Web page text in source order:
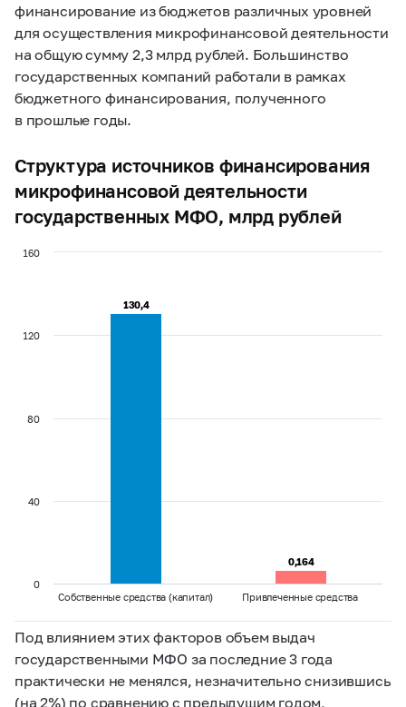
финансирование из бюджетов различных уровней
для осуществления микрофинансовой деятельности
на общую сумму 2,3 млрд рублей. Большинство
государственных компаний работали в рамках
бюджетного финансирования, полученного
в прошлые годы.
Структура источников финансирования
микрофинансовой деятельности
государственных МФО, млрд рублей
130,4
130,4
0,164
0,164
Собственные средства (капитал) Привлеченные средства
0
40
80
120
160
Под влиянием этих факторов объем выдач
государственными МФО за последние 3 года
практически не менялся, незначительно снизившись
(на 2%) по сравнению с предыдущим годом,